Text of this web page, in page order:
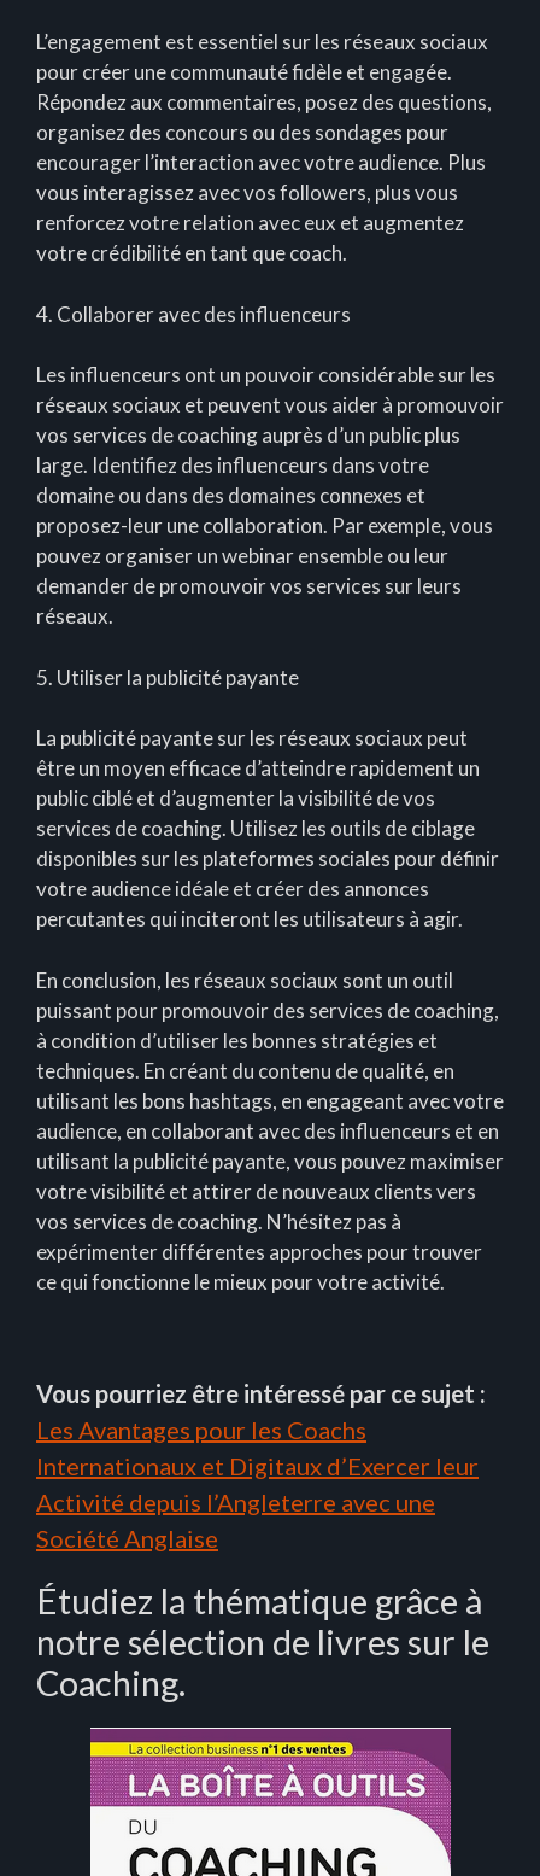
L’engagement est essentiel sur les réseaux sociaux
pour créer une communauté fidèle et engagée.
Répondez aux commentaires, posez des questions,
organisez des concours ou des sondages pour
encourager l’interaction avec votre audience. Plus
vous interagissez avec vos followers, plus vous
renforcez votre relation avec eux et augmentez
votre crédibilité en tant que coach.
4. Collaborer avec des influenceurs
Les influenceurs ont un pouvoir considérable sur les
réseaux sociaux et peuvent vous aider à promouvoir
vos services de coaching auprès d’un public plus
large. Identifiez des influenceurs dans votre
domaine ou dans des domaines connexes et
proposez-leur une collaboration. Par exemple, vous
pouvez organiser un webinar ensemble ou leur
demander de promouvoir vos services sur leurs
réseaux.
5. Utiliser la publicité payante
La publicité payante sur les réseaux sociaux peut
être un moyen efficace d’atteindre rapidement un
public ciblé et d’augmenter la visibilité de vos
services de coaching. Utilisez les outils de ciblage
disponibles sur les plateformes sociales pour définir
votre audience idéale et créer des annonces
percutantes qui inciteront les utilisateurs à agir.
En conclusion, les réseaux sociaux sont un outil
puissant pour promouvoir des services de coaching,
à condition d’utiliser les bonnes stratégies et
techniques. En créant du contenu de qualité, en
utilisant les bons hashtags, en engageant avec votre
audience, en collaborant avec des influenceurs et en
utilisant la publicité payante, vous pouvez maximiser
votre visibilité et attirer de nouveaux clients vers
vos services de coaching. N’hésitez pas à
expérimenter différentes approches pour trouver
ce qui fonctionne le mieux pour votre activité.
Vous pourriez être intéressé par ce sujet :
Les Avantages pour les Coachs
Internationaux et Digitaux d’Exercer leur
Activité depuis l’Angleterre avec une
Société Anglaise
Étudiez la thématique grâce à
notre sélection de livres sur le
Coaching.